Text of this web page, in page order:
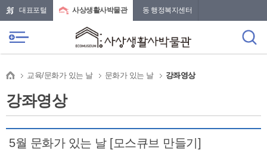
본문 바로가기
메인메뉴 바로가기
대표포털 사상생활사박물관 동 행정복지센터
교육/문화가 있는 날 문화가 있는 날 강좌영상
강좌영상
5월 문화가 있는 날 [모스큐브 만들기]